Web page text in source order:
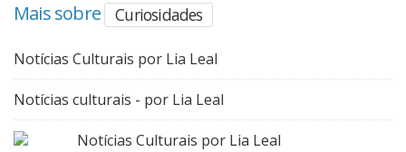
Mais sobre Curiosidades
Notícias Culturais por Lia Leal
Notícias culturais - por Lia Leal
Notícias Culturais por Lia Leal